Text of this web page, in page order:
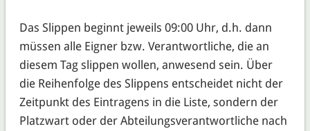
Das Slippen beginnt jeweils 09:00 Uhr, d.h. dann
müssen alle Eigner bzw. Verantwortliche, die an
diesem Tag slippen wollen, anwesend sein. Über
die Reihenfolge des Slippens entscheidet nicht der
Zeitpunkt des Eintragens in die Liste, sondern der
Platzwart oder der Abteilungsverantwortliche nach